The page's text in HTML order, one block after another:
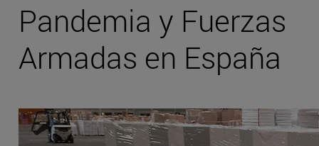
Pandemia y Fuerzas
Armadas en España